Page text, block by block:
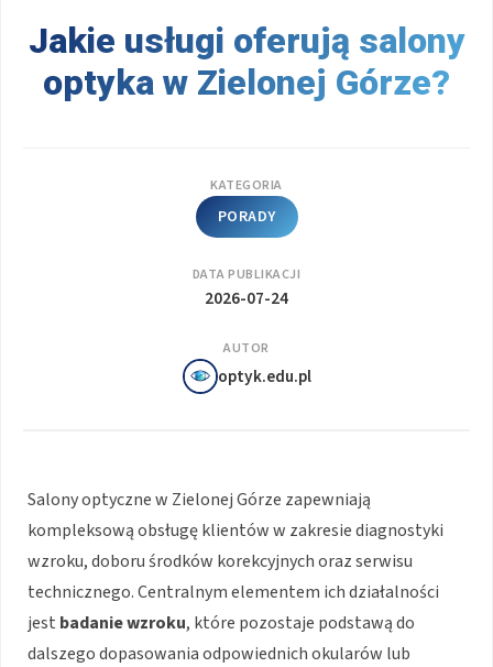
Jakie usługi oferują salony
optyka w Zielonej Górze?
KATEGORIA
PORADY
DATA PUBLIKACJI
2026-07-24
AUTOR
optyk.edu.pl
Salony optyczne w Zielonej Górze zapewniają
kompleksową obsługę klientów w zakresie diagnostyki
wzroku, doboru środków korekcyjnych oraz serwisu
technicznego. Centralnym elementem ich działalności
jest badanie wzroku, które pozostaje podstawą do
dalszego dopasowania odpowiednich okularów lub